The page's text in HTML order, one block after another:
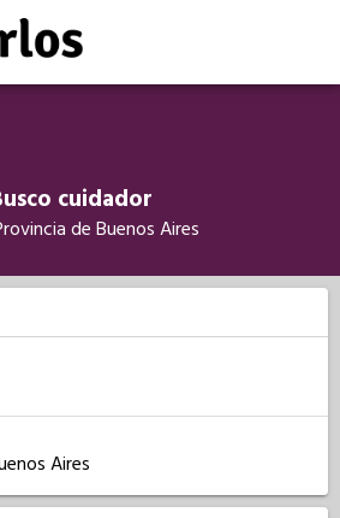
cuidador
de Buenos Aires
Aires